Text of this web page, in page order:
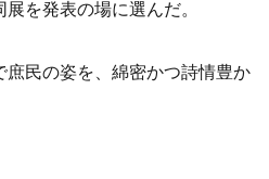
を発表の場に選んだ。
民の姿を、綿密かつ詩情豊か